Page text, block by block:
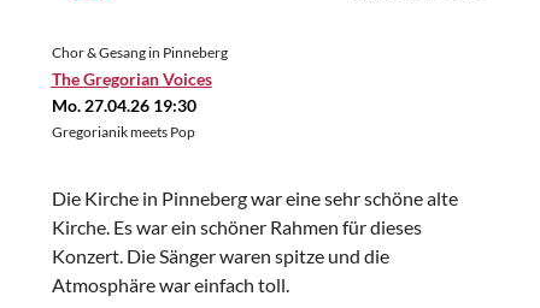
Chor & Gesang in Pinneberg
The Gregorian Voices
Mo. 27.04.26 19:30
Gregorianik meets Pop
Die Kirche in Pinneberg war eine sehr schöne alte
Kirche. Es war ein schöner Rahmen für dieses
Konzert. Die Sänger waren spitze und die
Atmosphäre war einfach toll.